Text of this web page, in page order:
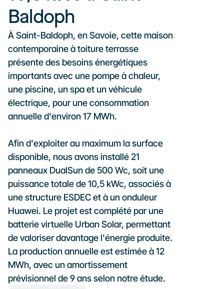
À propos
‍01 89 71 71 48
J’estime mon projet
Baldoph
À Saint-Baldoph, en Savoie, cette maison
contemporaine à toiture terrasse
présente des besoins énergétiques
importants avec une pompe à chaleur,
une piscine, un spa et un véhicule
électrique, pour une consommation
annuelle d'environ 17 MWh.
Afin d'exploiter au maximum la surface
disponible, nous avons installé 21
panneaux DualSun de 500 Wc, soit une
puissance totale de 10,5 kWc, associés à
une structure ESDEC et à un onduleur
Huawei. Le projet est complété par une
batterie virtuelle Urban Solar, permettant
de valoriser davantage l'énergie produite.
La production annuelle est estimée à 12
MWh, avec un amortissement
prévisionnel de 9 ans selon notre étude.